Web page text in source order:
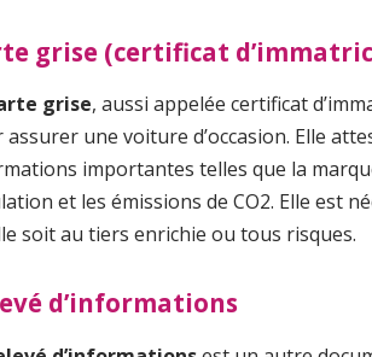
grise (certificat
grise, aussi appelée certificat
assurer une voiture d’occasion. Elle
importantes telles que la
et les émissions de CO2. Elle est
soit au tiers enrichie ou tous risques.
d’informations